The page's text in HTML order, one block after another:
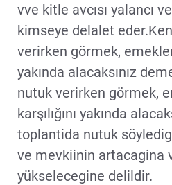
vve kitle avcısı yalancı
kimseye delalet
verirken görmek,
yakında alacaksınız
nutuk verirken görmek,
karşılığını yakında
toplantida nutuk
ve mevkiinin artacagina
yükselecegine delildir.